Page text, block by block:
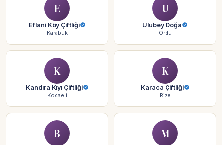
E
Eflani Köy Çiftliği
Karabük
U
Ulubey Doğa
Ordu
K
Kandıra Kıyı Çiftliği
Kocaeli
K
Karaca Çiftliği
Rize
B M